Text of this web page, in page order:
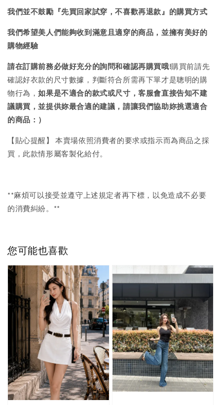
我們並不鼓勵『先買回家試穿，不喜歡再退款』的購買方式
我們希望美人們能夠收到滿意且適穿的商品，並擁有美好的
購物經驗
請在訂購前務必做好充分的詢問和確認再購買哦!購買前請先
確認好衣款的尺寸數據，判斷符合所需再下單才是聰明的購
物行為，如果是不適合的款式或尺寸，客服會直接告知不建
議購買，並提供妳最合適的建議，請讓我們協助妳挑選適合
的商品：）
【貼心提醒】 本賣場依照消費者的要求或指示而為商品之採
買，此款情形屬客製化給付。
**麻煩可以接受並遵守上述規定者再下標，以免造成不必要
的消費糾紛。**
您可能也喜歡